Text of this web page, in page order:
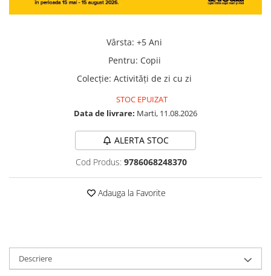
Vârsta: +5 Ani
Pentru: Copii
Colecţie: Activități de zi cu zi
STOC EPUIZAT
Data de livrare: Marti, 11.08.2026
ALERTA STOC
Cod Produs: 9786068248370
Adauga la Favorite
Descriere